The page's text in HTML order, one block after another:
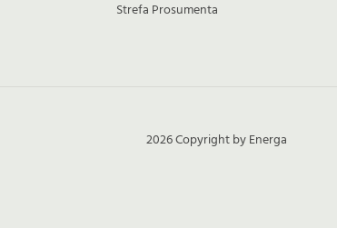
Strefa Prosumenta
2026 Copyright by Energa